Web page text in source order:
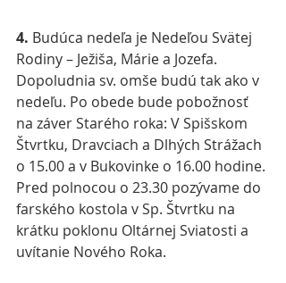
4. Budúca nedeľa je Nedeľou Svätej
Rodiny – Ježiša, Márie a Jozefa.
Dopoludnia sv. omše budú tak ako v
nedeľu. Po obede bude pobožnosť
na záver Starého roka: V Spišskom
Štvrtku, Dravciach a Dlhých Strážach
o 15.00 a v Bukovinke o 16.00 hodine.
Pred polnocou o 23.30 pozývame do
farského kostola v Sp. Štvrtku na
krátku poklonu Oltárnej Sviatosti a
uvítanie Nového Roka.